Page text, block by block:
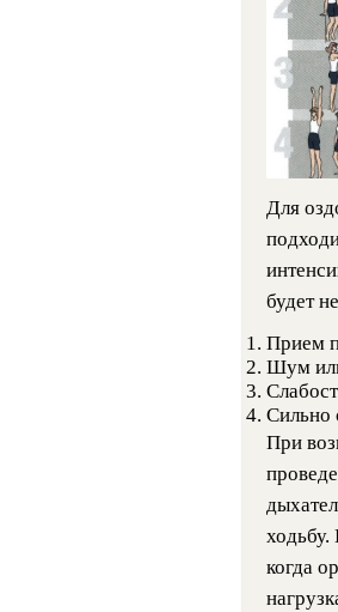
Для
будет
Прием
Шум
Сильно
При
ходьбу.
когда